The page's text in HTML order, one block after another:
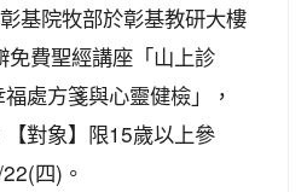
基院牧部於彰基教研大樓
免費聖經講座「山上診
處方箋與心靈健檢」，
對象】限15歲以上參
四)。